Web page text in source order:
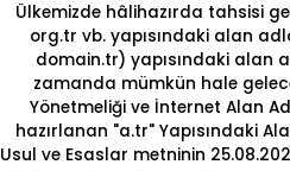
Ülkemizde hâlihazırda tahsisi
org.tr vb. yapısındaki alan
domain.tr) yapısındaki alan
zamanda mümkün hale
Yönetmeliği ve İnternet Alan
hazırlanan "a.tr" Yapısındaki
Usul ve Esaslar metninin